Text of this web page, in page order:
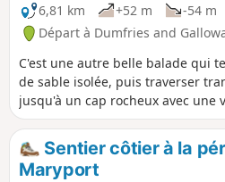
6,81 km
+52 m -54 m
Départ à Dumfries and
C'est une autre belle balade qui
de sable isolée, puis traverser
jusqu'à un cap rocheux avec une
revenir par les bois. Comme
Galloway, tu pourras profiter de
rien que pour toi. Cet itinéraire
Sentier côtier à la
Maryport